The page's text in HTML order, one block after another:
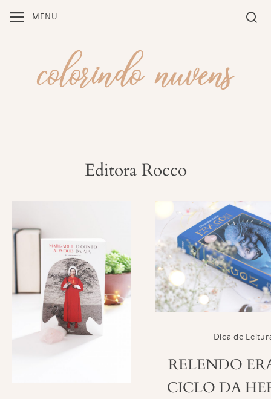
MENU
Editora Rocco
Dica de
RELENDO
CICLO DA